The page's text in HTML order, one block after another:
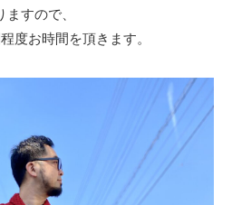
すので、
度お時間を頂きます。